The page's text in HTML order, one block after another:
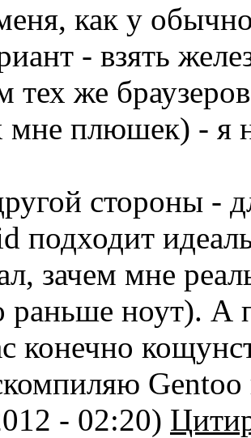
как у
- взять
тех же
плюшек) - я
стороны -
подходит
зачем мне
раньше ноут).
конечно
- 02:20)